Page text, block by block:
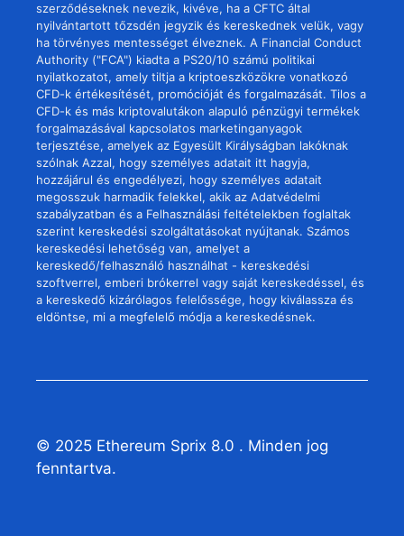
szerződéseknek nevezik, kivéve, ha a CFTC által
nyilvántartott tőzsdén jegyzik és kereskednek velük, vagy
ha törvényes mentességet élveznek. A Financial Conduct
Authority ("FCA") kiadta a PS20/10 számú politikai
nyilatkozatot, amely tiltja a kriptoeszközökre vonatkozó
CFD-k értékesítését, promócióját és forgalmazását. Tilos a
CFD-k és más kriptovalutákon alapuló pénzügyi termékek
forgalmazásával kapcsolatos marketinganyagok
terjesztése, amelyek az Egyesült Királyságban lakóknak
szólnak Azzal, hogy személyes adatait itt hagyja,
hozzájárul és engedélyezi, hogy személyes adatait
megosszuk harmadik felekkel, akik az Adatvédelmi
szabályzatban és a Felhasználási feltételekben foglaltak
szerint kereskedési szolgáltatásokat nyújtanak. Számos
kereskedési lehetőség van, amelyet a
kereskedő/felhasználó használhat - kereskedési
szoftverrel, emberi brókerrel vagy saját kereskedéssel, és
a kereskedő kizárólagos felelőssége, hogy kiválassza és
eldöntse, mi a megfelelő módja a kereskedésnek.
© 2025 Ethereum Sprix 8.0 . Minden jog
fenntartva.